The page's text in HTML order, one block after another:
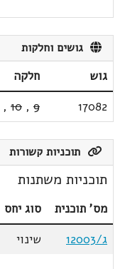
גושים וחלקות
גוש
חלקה
17082
9
,
10
,
תוכניות קשורות
תוכניות משתנות
מס' תוכנית סוג יחס
ג/12003
שינוי